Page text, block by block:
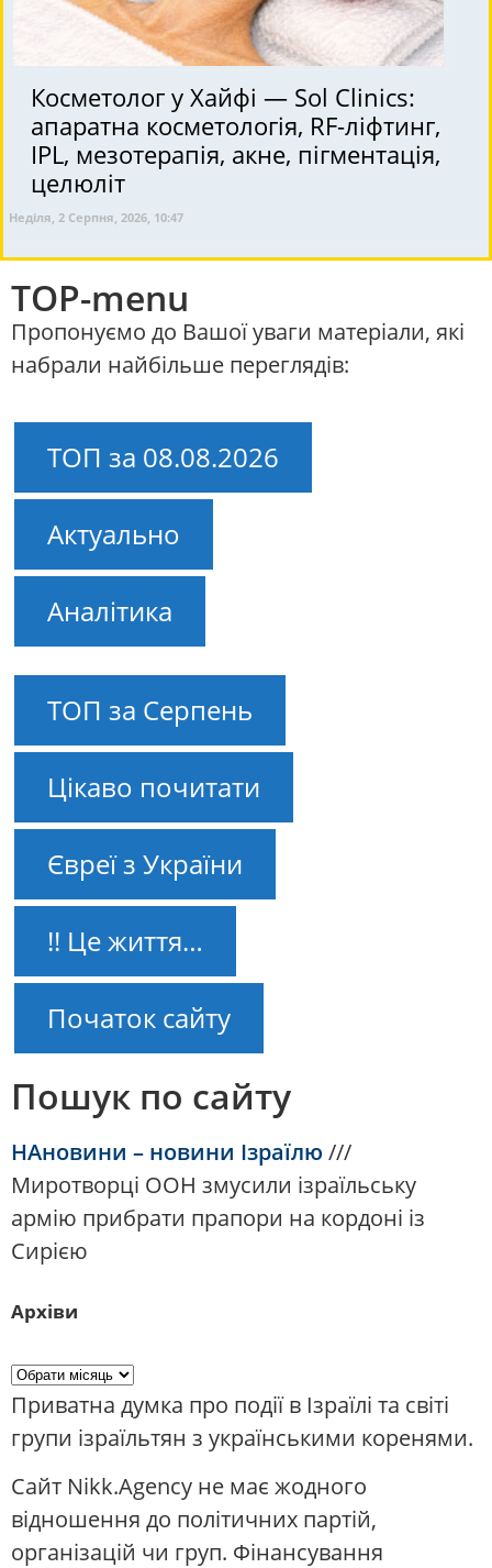
Косметолог у Хайфі — Sol Clinics:
апаратна косметологія, RF-ліфтинг,
IPL, мезотерапія, акне, пігментація,
целюліт
Неділя, 2 Серпня, 2026, 10:47
TOP-menu
Пропонуємо до Вашої уваги матеріали, які
набрали найбільше переглядів:
ТОП за 08.08.2026
Актуально
Аналітика
ТОП за Серпень
Цікаво почитати
Євреї з України
!! Це життя…
Початок сайту
Пошук по сайту
НАновини – новини Ізраїлю ///
Миротворці ООН змусили ізраїльську
армію прибрати прапори на кордоні із
Сирією
Архіви
Приватна думка про події в Ізраїлі та світі
групи ізраїльтян з українськими коренями.
Сайт Nikk.Agency не має жодного
відношення до політичних партій,
організацій чи груп. Фінансування